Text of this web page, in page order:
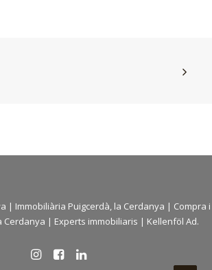
| Immobiliària Puigcerdà, la Cerdanya | Compra i
Cerdanya | Experts immobiliaris | Kellenföl Ad.